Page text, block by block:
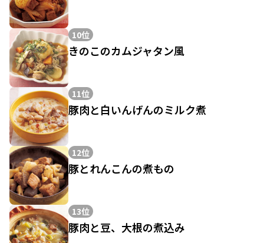
10位
きのこのカムジャタン風
11位
豚肉と白いんげんのミルク煮
12位
豚とれんこんの煮もの
13位
豚肉と豆、大根の煮込み